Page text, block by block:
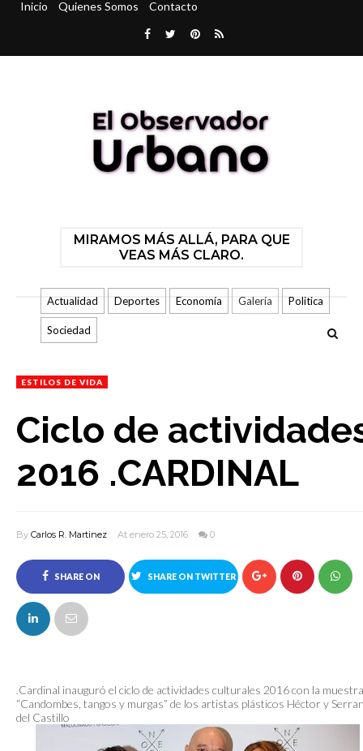
Inicio Quienes Somos Contacto
MIRAMOS MÁS ALLÁ, PARA QUE
VEAS MÁS CLARO.
Actualidad Deportes Economía Galería Politica
Sociedad
ESTILOS DE VIDA
Ciclo de
2016 .CARDINAL
By Carlos R. Martinez At enero 25, 2016 0
SHARE ON
FACEBOOK
SHARE ON TWITTER
.Cardinal inauguró el ciclo de actividades culturales 2016 con la muestra
“Candombes, tangos y murgas” de los artistas plásticos Héctor y
del Castillo